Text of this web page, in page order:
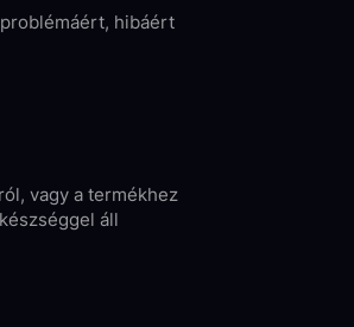
hibáért
vagy a termékhez
áll